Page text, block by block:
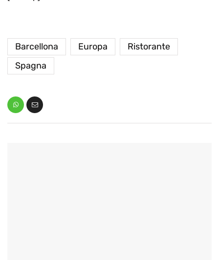
Barcellona Europa
Ristorante
Spagna